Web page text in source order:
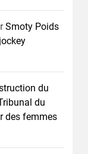
Smoty Poids
du
du
des femmes